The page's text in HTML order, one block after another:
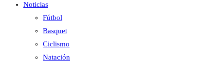
Noticias
Fútbol
Basquet
Ciclismo
Natación